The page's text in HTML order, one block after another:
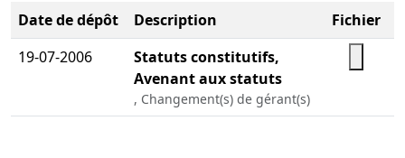
Date de dépôt Description
Fichier
19-07-2006
Statuts constitutifs,
Avenant aux statuts
, Changement(s) de gérant(s)